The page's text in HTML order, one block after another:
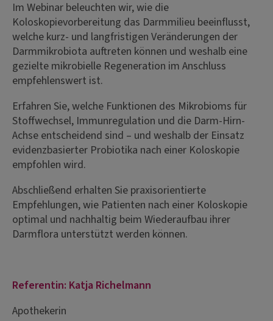
Im Webinar beleuchten wir, wie die
Koloskopievorbereitung das Darmmilieu beeinflusst,
welche kurz- und langfristigen Veränderungen der
Darmmikrobiota auftreten können und weshalb eine
gezielte mikrobielle Regeneration im Anschluss
empfehlenswert ist.
Erfahren Sie, welche Funktionen des Mikrobioms für
Stoffwechsel, Immunregulation und die Darm-Hirn-
Achse entscheidend sind – und weshalb der Einsatz
evidenzbasierter Probiotika nach einer Koloskopie
empfohlen wird.
Abschließend erhalten Sie praxisorientierte
Empfehlungen, wie Patienten nach einer Koloskopie
optimal und nachhaltig beim Wiederaufbau ihrer
Darmflora unterstützt werden können.
Referentin: Katja Richelmann
Apothekerin